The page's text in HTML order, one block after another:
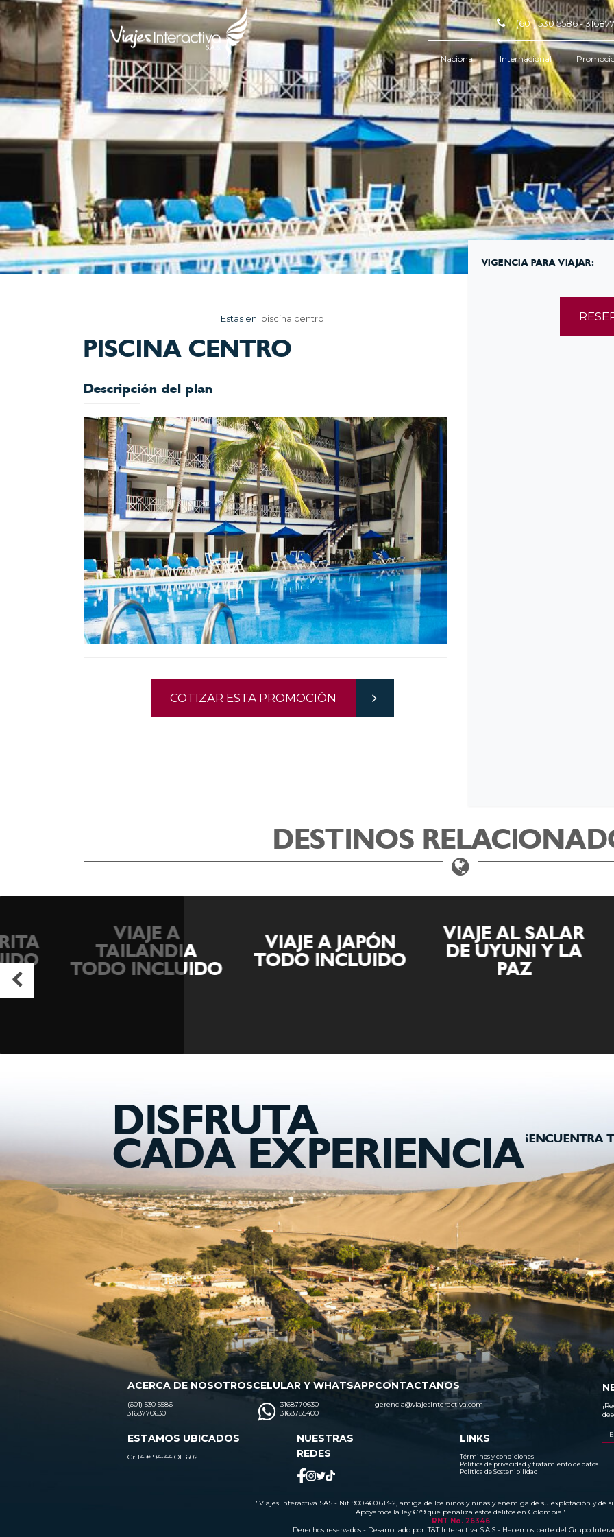
(601) 530 5586 -
Nacional Internacional
Estas en: piscina centro
PISCINA CENTRO
Descripción del plan
COTIZAR ESTA PROMOCIÓN
VIGENCIA PARA VIAJAR:
DESTINOS
VIAJE A
TAILANDIA
TODO INCLUIDO
VIAJE A JAPÓN
TODO INCLUIDO
VIAJE AL SALAR
DE UYUNI Y LA
DISFRUTA
CADA EXPERIENCIA¡ENCUENTRA
ACERCA DE NOSOTROS
(601) 530 5586
3168770630
CELULAR Y WHATSAPP
3168770630
3168785400
CONTACTANOS
gerencia@viajesinteractiva.com
ESTAMOS UBICADOS
Cr 14 # 94-44 OF 602
NUESTRAS
REDES
LINKS
Términos y condiciones
Política de privacidad y tratamiento de datos
Política de Sostenibilidad
"Viajes Interactiva SAS - Nit 900.460.613-2, amiga de los niños y niñas y enemiga de su explotación y de
Apóyamos la ley 679 que penaliza estos delitos en Colombia"
RNT No. 26346
Derechos reservados - Desarrollado por:T&T Interactiva S.A.S- Hacemos parte del Grupo